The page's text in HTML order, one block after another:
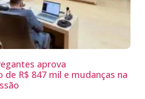
aprova
R$ 847 mil e mudanças na